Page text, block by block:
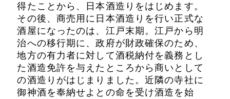
得たことから、日本酒造りをはじめます。
その後、商売用に日本酒造りを行い正式な
酒屋になったのは、江戸末期。江戸から明
治への移行期に、政府が財政確保のため、
地方の有力者に対して酒税納付を義務とし
た酒造免許を与えたところから商いとして
の酒造りがはじまりました。近隣の寺社に
御神酒を奉納せよとの命を受け酒造を始